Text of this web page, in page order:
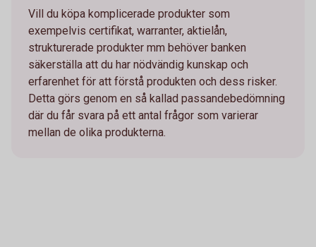
Vill du köpa komplicerade produkter som
exempelvis certifikat, warranter, aktielån,
strukturerade produkter mm behöver banken
säkerställa att du har nödvändig kunskap och
erfarenhet för att förstå produkten och dess risker.
Detta görs genom en så kallad passandebedömning
där du får svara på ett antal frågor som varierar
mellan de olika produkterna.